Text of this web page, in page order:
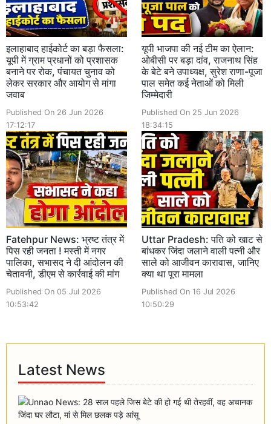
इलाहाबाद हाईकोर्ट का बड़ा फैसला:
यूपी में ग्राम प्रधानों को प्रशासक
बनाने पर रोक, पंचायत चुनाव को
लेकर सरकार और आयोग से मांगा
जवाब
Published On 26 Jun 2026
17:12:17
यूपी भाजपा की नई टीम का ऐलान:
ओबीसी पर बड़ा दांव, राजनाथ सिंह
के बेटे बने उपाध्यक्ष, सुरेश राणा-पूजा
पाल समेत कई नेताओं को मिली
जिम्मेदारी
Published On 25 Jun 2026
18:34:15
Fatehpur News: भ्रष्ट तंत्र में
पिस रही जनता ! मस्ती में नगर
पालिका, सभासद ने दी आंदोलन की
चेतावनी, डीएम से कार्रवाई की मांग
Published On 05 Jul 2026
10:53:42
Uttar Pradesh: पति को खाट से
बांधकर जिंदा जलाने वाली पत्नी और
साले को आजीवन कारावास, जानिए
क्या था पूरा मामला
Published On 16 Jul 2026
10:50:29
Latest News